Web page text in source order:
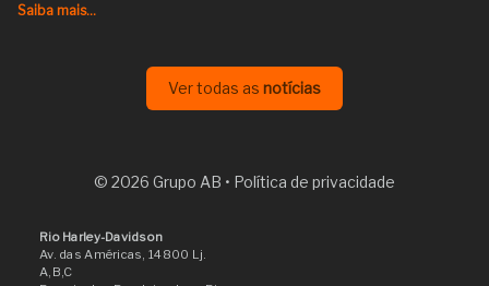
Saiba mais...
Ver todas as notícias
© 2026 Grupo AB • Política de privacidade
Rio Harley-Davidson
Av. das Américas, 14800 Lj.
A,B,C